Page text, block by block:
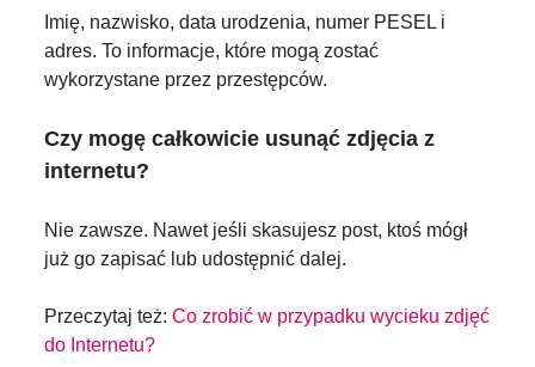
Imię, nazwisko, data urodzenia, numer PESEL i
adres. To informacje, które mogą zostać
wykorzystane przez przestępców.
Czy mogę całkowicie usunąć zdjęcia z
internetu?
Nie zawsze. Nawet jeśli skasujesz post, ktoś mógł
już go zapisać lub udostępnić dalej.
Przeczytaj też:Co zrobić w przypadku wycieku zdjęć
do Internetu?